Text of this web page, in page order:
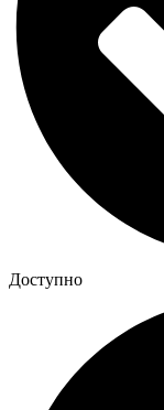
Доступно